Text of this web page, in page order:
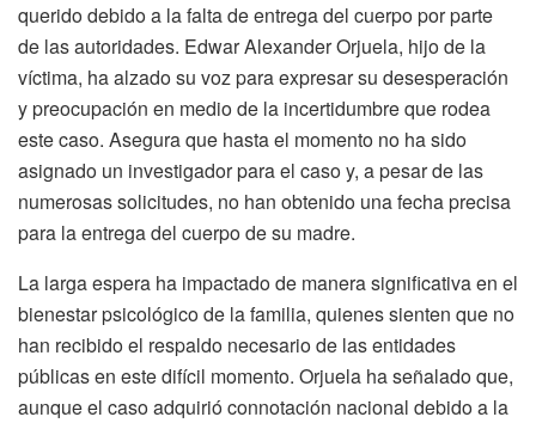
querido debido a la falta de entrega del cuerpo por parte
de las autoridades. Edwar Alexander Orjuela, hijo de la
víctima, ha alzado su voz para expresar su desesperación
y preocupación en medio de la incertidumbre que rodea
este caso. Asegura que hasta el momento no ha sido
asignado un investigador para el caso y, a pesar de las
numerosas solicitudes, no han obtenido una fecha precisa
para la entrega del cuerpo de su madre.
La larga espera ha impactado de manera significativa en el
bienestar psicológico de la familia, quienes sienten que no
han recibido el respaldo necesario de las entidades
públicas en este difícil momento. Orjuela ha señalado que,
aunque el caso adquirió connotación nacional debido a la